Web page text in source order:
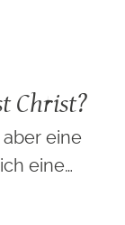
Christ?
eine
eine…